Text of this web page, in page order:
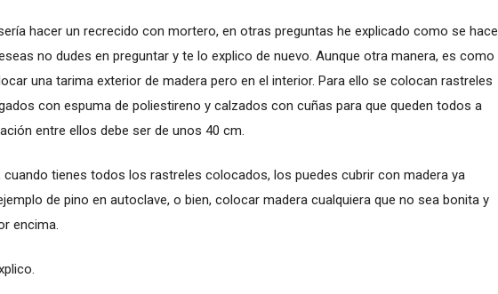
hacer un recrecido con mortero, en otras preguntas he explicado como se hace
no dudes en preguntar y te lo explico de nuevo. Aunque otra manera, es como
una tarima exterior de madera pero en el interior. Para ello se colocan rastreles
con espuma de poliestireno y calzados con cuñas para que queden todos a
entre ellos debe ser de unos 40 cm.
cuando tienes todos los rastreles colocados, los puedes cubrir con madera ya
de pino en autoclave, o bien, colocar madera cualquiera que no sea bonita y
encima.